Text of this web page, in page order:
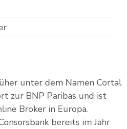
unter dem Namen Cortal
zur BNP Paribas und ist
Broker in Europa.
bereits im Jahr